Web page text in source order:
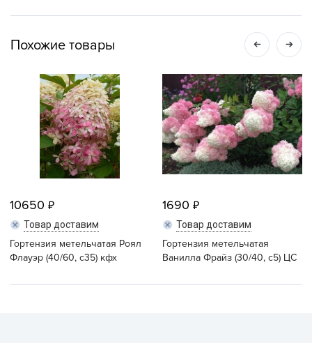
Похожие товары
10650
Товар доставим
Гортензия метельчатая Роял
Флауэр (40/60, c35) кфх
1690
Товар доставим
Гортензия метельчатая
Ванилла Фрайз (30/40, с5) ЦС